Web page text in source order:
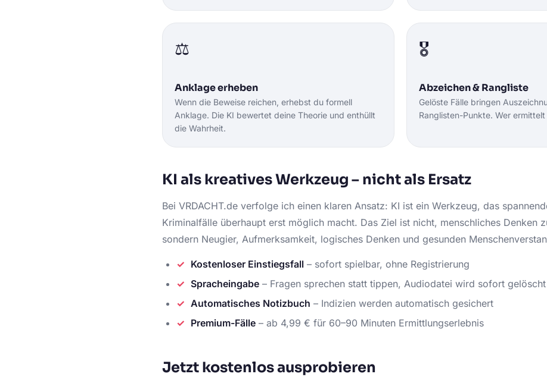
⚖️
Anklage erheben
Wenn die Beweise reichen, erhebst du formell
Anklage. Die KI bewertet deine Theorie und enthüllt
die Wahrheit.
🎖️
Abzeichen & Rangliste
Gelöste Fälle bringen
Ranglisten-Punkte. Wer
KI als kreatives Werkzeug – nicht als Ersatz
Bei VRDACHT.de verfolge ich einen klaren Ansatz: KI ist ein Werkzeug, das
Kriminalfälle überhaupt erst möglich macht. Das Ziel ist nicht, menschliches Denken
sondern Neugier, Aufmerksamkeit, logisches Denken und gesunden
Kostenloser Einstiegsfall – sofort spielbar, ohne Registrierung
Spracheingabe – Fragen sprechen statt tippen, Audiodatei wird sofort gelöscht
Automatisches Notizbuch – Indizien werden automatisch gesichert
Premium-Fälle – ab 4,99 € für 60–90 Minuten Ermittlungserlebnis
Jetzt kostenlos ausprobieren